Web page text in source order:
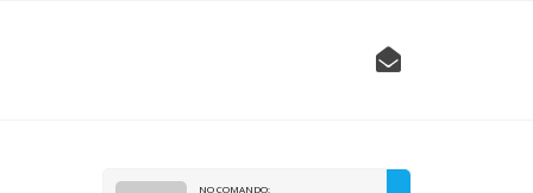
NO COMANDO: